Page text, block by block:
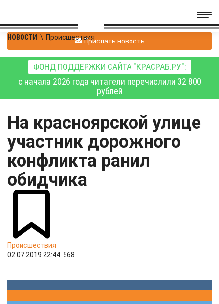
НОВОСТИ \ ПроисшествияПрислать новость
ФОНД ПОДДЕРЖКИ САЙТА "КРАСРАБ.РУ":
с начала 2026 года читатели перечислили 32 800
рублей
На красноярской улице
участник дорожного
конфликта ранил
обидчика
Происшествия
02.07.2019 22:44 568